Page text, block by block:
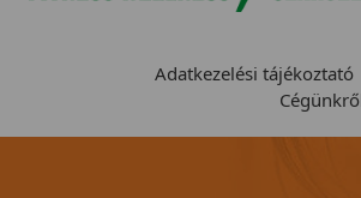
Adatkezelési tájékoztató